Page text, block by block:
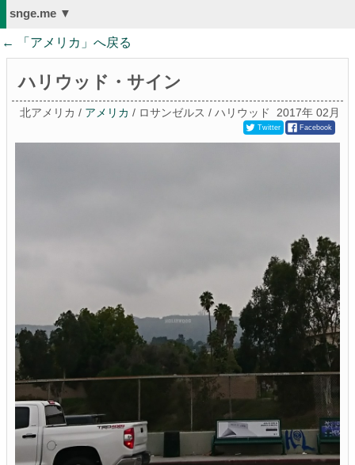
snge.me ▼
← 「 アメリカ 」へ戻る
ハリウッド・サイン
北アメリカ / アメリカ / ロサンゼルス / ハリウッド 2017年 02月
Twitter Facebook